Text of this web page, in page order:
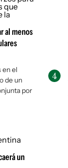
al menos
en el
de un
por
un